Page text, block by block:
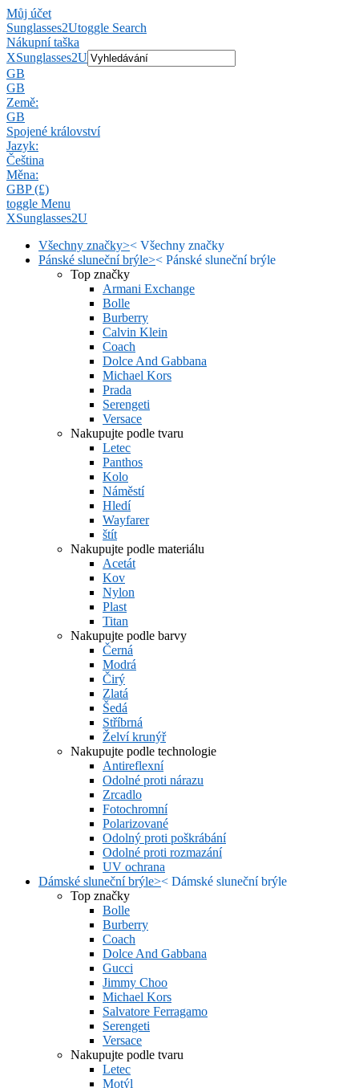
Můj účet
Sunglasses2Utoggle Search
Nákupní taška
XSunglasses2U
GB
GB
Země:
GB
Spojené království
Jazyk:
Čeština
Měna:
GBP (£)
toggle Menu
XSunglasses2U
Všechny značky>< Všechny značky
Pánské sluneční brýle>< Pánské sluneční brýle
Top značky
Armani Exchange
Bolle
Burberry
Calvin Klein
Coach
Dolce And Gabbana
Michael Kors
Prada
Serengeti
Versace
Nakupujte podle tvaru
Letec
Panthos
Kolo
Náměstí
Hledí
Wayfarer
štít
Nakupujte podle materiálu
Acetát
Kov
Nylon
Plast
Titan
Nakupujte podle barvy
Černá
Modrá
Čirý
Zlatá
Šedá
Stříbrná
Želví krunýř
Nakupujte podle technologie
Antireflexní
Odolné proti nárazu
Zrcadlo
Fotochromní
Polarizované
Odolný proti poškrábání
Odolné proti rozmazání
UV ochrana
Dámské sluneční brýle>< Dámské sluneční brýle
Top značky
Bolle
Burberry
Coach
Dolce And Gabbana
Gucci
Jimmy Choo
Michael Kors
Salvatore Ferragamo
Serengeti
Versace
Nakupujte podle tvaru
Letec
Motýl